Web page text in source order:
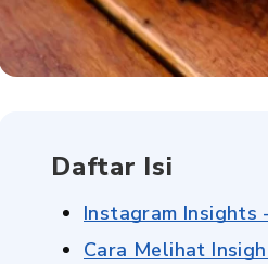
Daftar Isi
Instagram Insights
Cara Melihat